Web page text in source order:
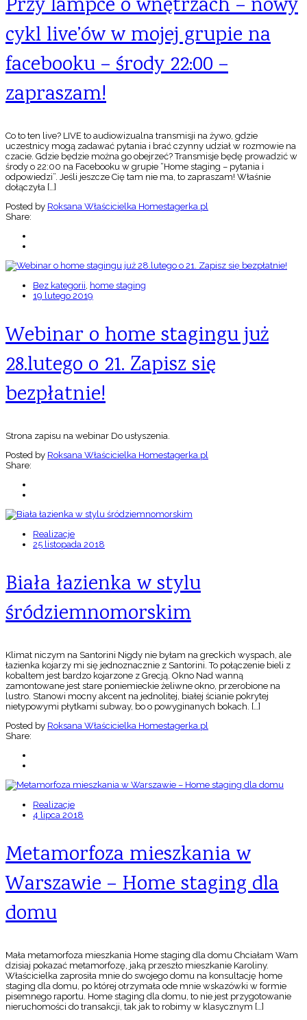
Przy lampce o wnętrzach – nowy
cykl live’ów w mojej grupie na
facebooku – środy 22:00 –
zapraszam!
Co to ten live? LIVE to audiowizualna transmisji na żywo, gdzie
uczestnicy mogą zadawać pytania i brać czynny udział w rozmowie na
czacie. Gdzie będzie można go obejrzeć? Transmisje będę prowadzić w
środy o 22:00 na Facebooku w grupie “Home staging – pytania i
odpowiedzi”. Jeśli jeszcze Cię tam nie ma, to zapraszam! Właśnie
dołączyła […]
Posted by Roksana Właścicielka Homestagerka.pl
Share:
Bez kategorii, home staging
19 lutego 2019
Webinar o home stagingu już
28.lutego o 21. Zapisz się
bezpłatnie!
Strona zapisu na webinar Do usłyszenia.
Posted by Roksana Właścicielka Homestagerka.pl
Share:
Realizacje
25 listopada 2018
Biała łazienka w stylu
śródziemnomorskim
Klimat niczym na Santorini Nigdy nie byłam na greckich wyspach, ale
łazienka kojarzy mi się jednoznacznie z Santorini. To połączenie bieli z
kobaltem jest bardzo kojarzone z Grecją. Okno Nad wanną
zamontowane jest stare poniemieckie żeliwne okno, przerobione na
lustro. Stanowi mocny akcent na jednolitej, białej ścianie pokrytej
nietypowymi płytkami subway, bo o powyginanych bokach. […]
Posted by Roksana Właścicielka Homestagerka.pl
Share:
Realizacje
4 lipca 2018
Metamorfoza mieszkania w
Warszawie – Home staging dla
domu
Mała metamorfoza mieszkania Home staging dla domu Chciałam Wam
dzisiaj pokazać metamorfozę, jaką przeszło mieszkanie Karoliny.
Właścicielka zaprosiła mnie do swojego domu na konsultację home
staging dla domu, po której otrzymała ode mnie wskazówki w formie
pisemnego raportu. Home staging dla domu, to nie jest przygotowanie
nieruchomości do transakcji, tak jak to robimy w klasycznym […]